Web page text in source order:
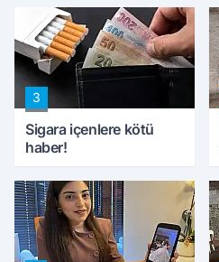
konuştu
3
Sigara içenlere kötü
haber!